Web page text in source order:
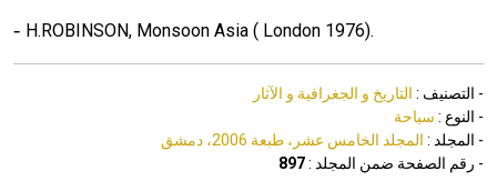
- H.ROBINSON, Monsoon Asia ( London 1976).
- التصنيف : التاريخ و الجغرافية و الآثار
- النوع : سياحة
- المجلد : المجلد الخامس عشر، طبعة 2006، دمشق
- رقم الصفحة ضمن المجلد :897